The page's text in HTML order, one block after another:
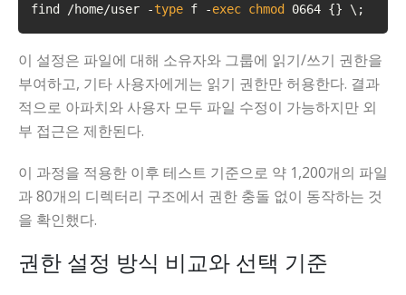
find /home/user -type f -exec chmod 0664 {} \;
이 설정은 파일에 대해 소유자와 그룹에 읽기/쓰기 권한을
부여하고, 기타 사용자에게는 읽기 권한만 허용한다. 결과
적으로 아파치와 사용자 모두 파일 수정이 가능하지만 외
부 접근은 제한된다.
이 과정을 적용한 이후 테스트 기준으로 약 1,200개의 파일
과 80개의 디렉터리 구조에서 권한 충돌 없이 동작하는 것
을 확인했다.
권한 설정 방식 비교와 선택 기준